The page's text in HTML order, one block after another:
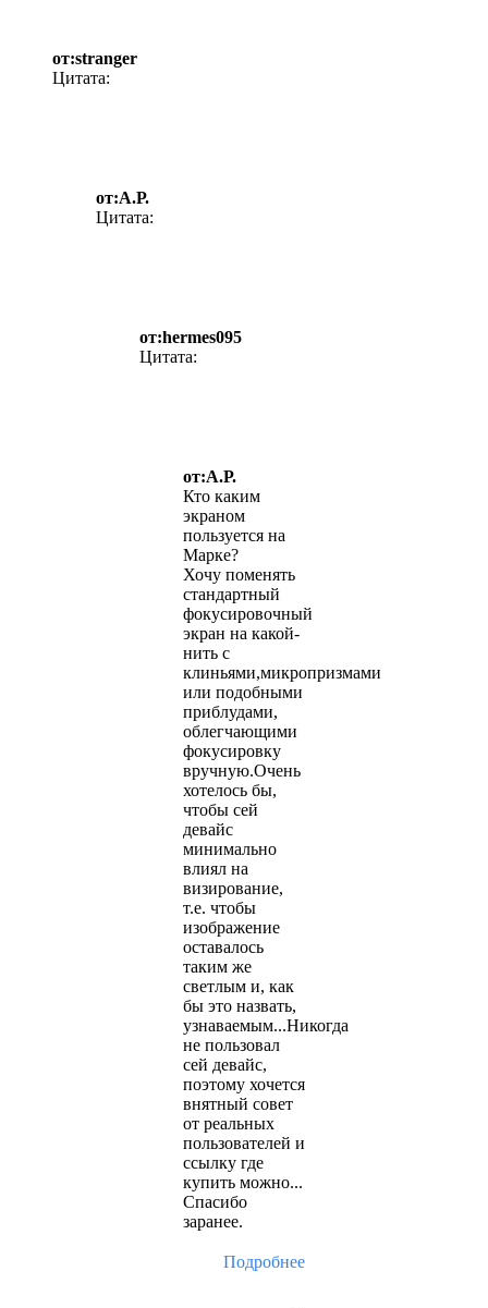
от:stranger
Цитата:
от:А.Р.
Цитата:
от:hermes095
Цитата:
от:А.Р.
Кто каким
экраном
пользуется на
Марке?
Хочу поменять
стандартный
фокусировочный
экран на какой-
нить с
клиньями,микропризмами
или подобными
приблудами,
облегчающими
фокусировку
вручную.Очень
хотелось бы,
чтобы сей
девайс
минимально
влиял на
визирование,
т.е. чтобы
изображение
оставалось
таким же
светлым и, как
бы это назвать,
узнаваемым...Никогда
не пользовал
сей девайс,
поэтому хочется
внятный совет
от реальных
пользователей и
ссылку где
купить можно...
Спасибо
заранее.
Подробнее